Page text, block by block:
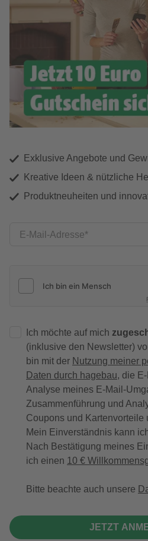
Exklusive Angebote und
Kreative Ideen & nützliche
Produktneuheiten und
E-Mail-Adresse
Ich möchte auf mich
(inklusive den Newsletter)
bin mit der Nutzung meiner
Daten durch hagebau, die
Analyse meines E-Mail-
Zusammenführung und
Coupons und Kartenvorteile
Mein Einverständnis kann
Nach Bestätigung meines
ich einen 10 €
Bitte beachte auch unsere
JETZT